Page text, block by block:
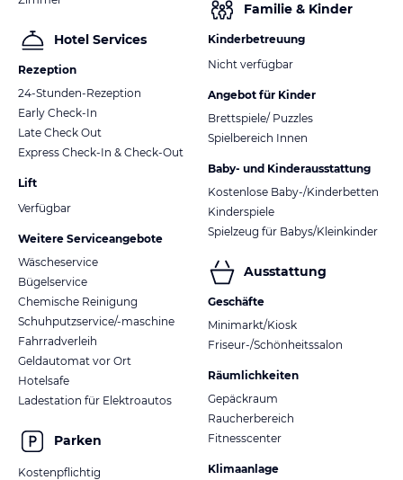
Hotel Services
Rezeption
24-Stunden-Rezeption
Early Check-In
Late Check Out
Express Check-In & Check-Out
Lift
Verfügbar
Weitere Serviceangebote
Wäscheservice
Bügelservice
Chemische Reinigung
Schuhputzservice/-maschine
Fahrradverleih
Geldautomat vor Ort
Hotelsafe
Ladestation für Elektroautos
Parken
Kostenpflichtig
Familie & Kinder
Kinderbetreuung
Nicht verfügbar
Angebot für Kinder
Brettspiele/ Puzzles
Spielbereich Innen
Baby- und Kinderausstattung
Kostenlose Baby-/Kinderbetten
Kinderspiele
Spielzeug für Babys/Kleinkinder
Ausstattung
Geschäfte
Minimarkt/Kiosk
Friseur-/Schönheitssalon
Räumlichkeiten
Gepäckraum
Raucherbereich
Fitnesscenter
Klimaanlage